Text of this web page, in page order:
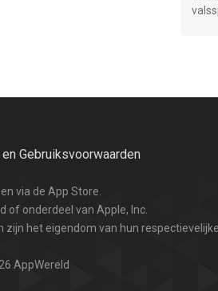
Gebruiksvoorwaarden
via de App Store.
of onderdeel van Apple, Inc.
het eigendom van hun
AppWereld